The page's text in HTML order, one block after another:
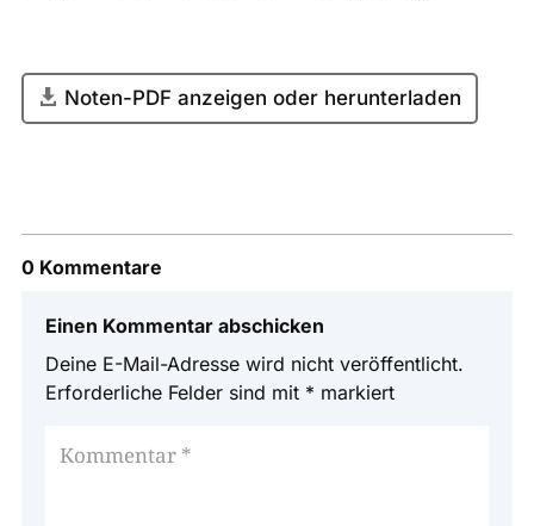
Noten-PDF anzeigen oder herunterladen
0 Kommentare
Einen Kommentar abschicken
Deine E-Mail-Adresse wird nicht veröffentlicht.
Erforderliche Felder sind mit * markiert